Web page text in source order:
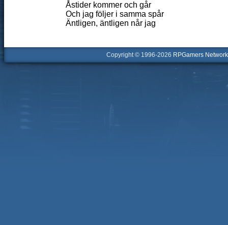
Åstider kommer och går
Och jag följer i samma spår
Äntligen, äntligen når jag
Copyright © 1996-2026 RPGamers Network